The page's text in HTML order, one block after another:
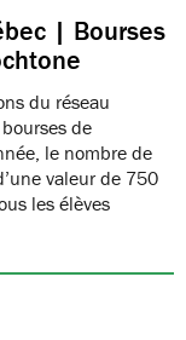
| Bourses
du réseau
de
le nombre de
valeur de 750
les élèves